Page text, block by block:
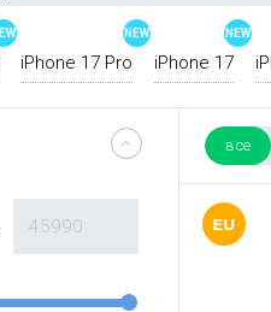
iPhone 17 Pro iPhone 17
все